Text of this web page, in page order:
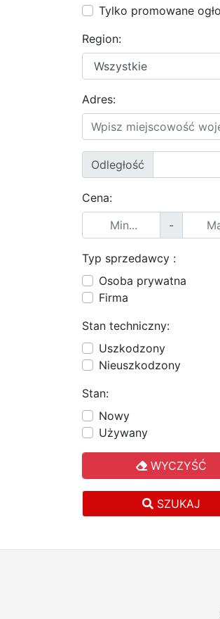
Tylko promowane
Region:
Adres:
Odległość
Cena:
-
Typ sprzedawcy :
Osoba prywatna
Firma
Stan techniczny:
Uszkodzony
Nieuszkodzony
Stan:
Nowy
Używany
WYCZYŚĆ
SZUKAJ